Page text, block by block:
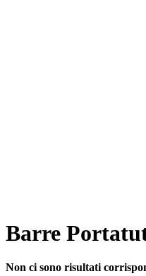
Barre
Non ci sono risultati